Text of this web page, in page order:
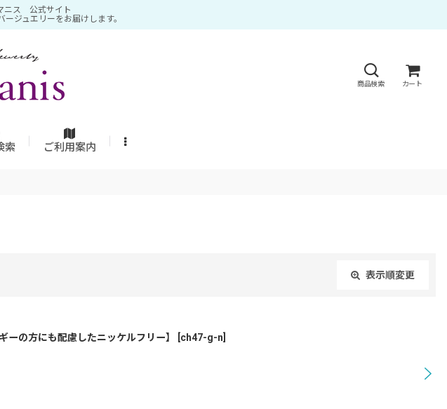
ニス 公式サイト
ジュエリーをお届けします。
商品検索 カート
索 ご利用案内
表示順変更
の方にも配慮したニッケルフリー】 ch47-g-n